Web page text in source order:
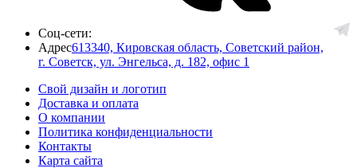
Соц-сети:
Адрес613340, Кировская область, Советский район,
г. Советск, ул. Энгельса, д. 182, офис 1
Свой дизайн и логотип
Доставка и оплата
О компании
Политика конфиденциальности
Контакты
Карта сайта